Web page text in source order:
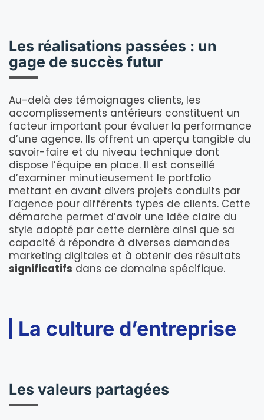
Les réalisations passées : un
gage de succès futur
Au-delà des témoignages clients, les
accomplissements antérieurs constituent un
facteur important pour évaluer la performance
d’une agence. Ils offrent un aperçu tangible du
savoir-faire et du niveau technique dont
dispose l’équipe en place. Il est conseillé
d’examiner minutieusement le portfolio
mettant en avant divers projets conduits par
l’agence pour différents types de clients. Cette
démarche permet d’avoir une idée claire du
style adopté par cette dernière ainsi que sa
capacité à répondre à diverses demandes
marketing digitales et à obtenir des résultats
significatifs dans ce domaine spécifique.
La culture d’entreprise
Les valeurs partagées